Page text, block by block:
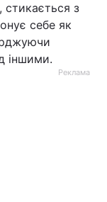
стикається з
себе як
іншими.
Реклама